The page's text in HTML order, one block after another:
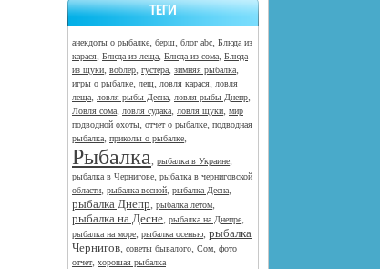
ТЕГИ
анекдоты о рыбалке, берш, блог abc, Блюда из
карася, Блюда из леща, Блюда из сома, Блюда
из щуки, воблер, густера, зимняя рыбалка,
игры о рыбалке, лещ, ловля карася, ловля
леща, ловля рыбы Десна, ловля рыбы Днепр,
Ловля сома, ловля судака, ловля щуки, мир
подводной охоты, отчет о рыбалке, подводная
рыбалка, приколы о рыбалке,
Рыбалка, рыбалка в Украине,
рыбалка в Чернигове, рыбалка в черниговской
области, рыбалка весной, рыбалка Десна,
рыбалка Днепр, рыбалка летом,
рыбалка на Десне, рыбалка на Днепре,
рыбалка на море, рыбалка осенью, рыбалка
Чернигов, советы бывалого, Сом, фото
отчет, хорошая рыбалка